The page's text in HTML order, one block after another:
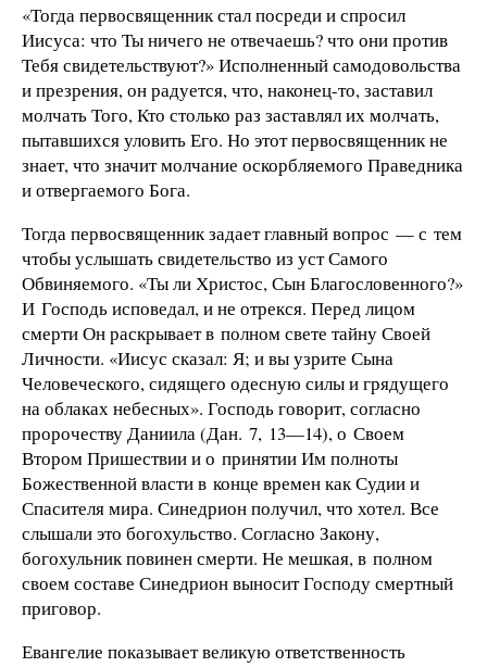
«Тогда первосвященник стал посреди и спросил
Иисуса: что Ты ничего не отвечаешь? что они против
Тебя свидетельствуют?» Исполненный самодовольства
и презрения, он радуется, что, наконец-то, заставил
молчать Того, Кто столько раз заставлял их молчать,
пытавшихся уловить Его. Но этот первосвященник не
знает, что значит молчание оскорбляемого Праведника
и отвергаемого Бога.
Тогда первосвященник задает главный вопрос — с тем
чтобы услышать свидетельство из уст Самого
Обвиняемого. «Ты ли Христос, Сын Благословенного?»
И Господь исповедал, и не отрекся. Перед лицом
смерти Он раскрывает в полном свете тайну Своей
Личности. «Иисус сказал: Я; и вы узрите Сына
Человеческого, сидящего одесную силы и грядущего
на облаках небесных». Господь говорит, согласно
пророчеству Даниила (Дан. 7, 13—14), о Своем
Втором Пришествии и о принятии Им полноты
Божественной власти в конце времен как Судии и
Спасителя мира. Синедрион получил, что хотел. Все
слышали это богохульство. Согласно Закону,
богохульник повинен смерти. Не мешкая, в полном
своем составе Синедрион выносит Господу смертный
приговор.
Евангелие показывает великую ответственность